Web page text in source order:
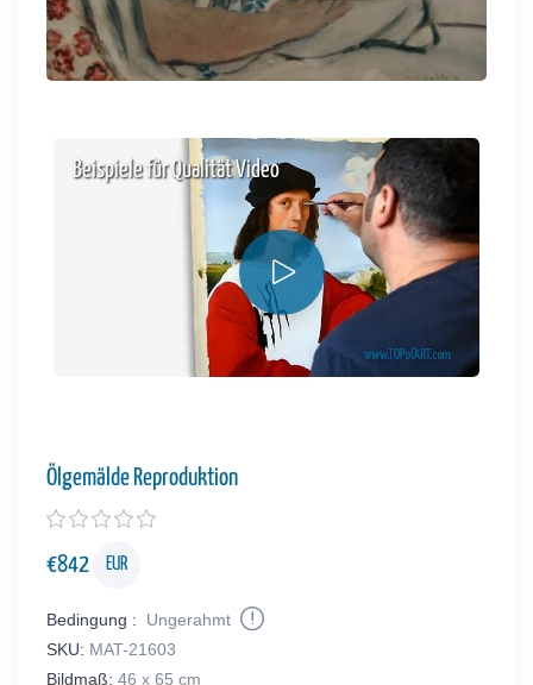
Beispiele für Qualität Video
Ölgemälde Reproduktion
€842 EUR
Bedingung :
Ungerahmt
SKU: MAT-21603
Bildmaß: 46 x 65 cm